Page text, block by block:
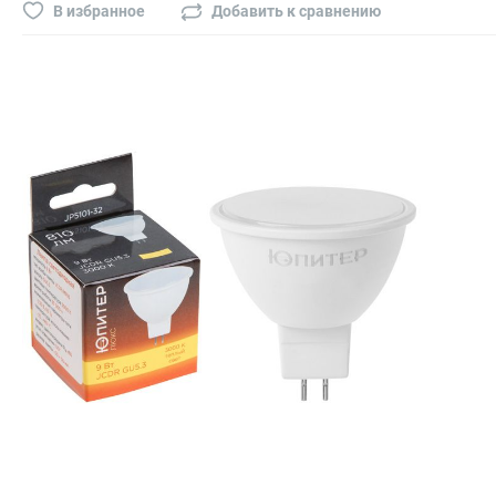
Электроды, сварочная техника
Электроды сварочные
Инверторы, сварочная техника
Маски сварщика
Резаки
Зеркало сварщика
В избранное Добавить к сравнению